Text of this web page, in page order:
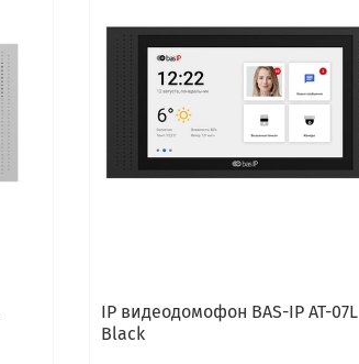
IP видеодомофон BAS-IP AT-07L
Black